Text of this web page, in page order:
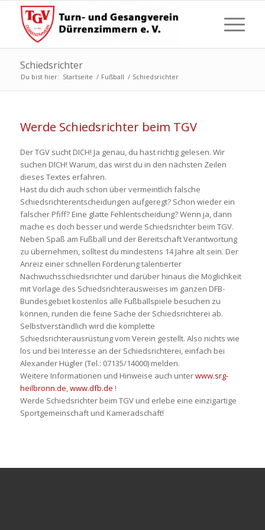
Schiedsrichter
Du bist hier: Startseite / Fußball / Schiedsrichter
Werde Schiedsrichter beim TGV
Der TGV sucht DICH! Ja genau, du hast richtig gelesen. Wir
suchen DICH! Warum, das wirst du in den nächsten Zeilen
dieses Textes erfahren.
Hast du dich auch schon über vermeintlich falsche
Schiedsrichterentscheidungen aufgeregt? Schon wieder ein
falscher Pfiff? Eine glatte Fehlentscheidung? Wenn ja, dann
mache es doch besser und werde Schiedsrichter beim TGV.
Neben Spaß am Fußball und der Bereitschaft Verantwortung
zu übernehmen, solltest du mindestens 14 Jahre alt sein. Der
Anreiz einer schnellen Förderung talentierter
Nachwuchsschiedsrichter und darüber hinaus die Möglichkeit
mit Vorlage des Schiedsrichterausweises im ganzen DFB-
Bundesgebiet kostenlos alle Fußballspiele besuchen zu
können, runden die feine Sache der Schiedsrichterei ab.
Selbstverständlich wird die komplette
Schiedsrichterausrüstung vom Verein gestellt. Also nichts wie
los und bei Interesse an der Schiedsrichterei, einfach bei
Alexander Hügler (Tel.: 07135/14000) melden.
Weitere Informationen und Hinweise auch unterwww.srg-
heilbronn.de,www.dfb.de !
Werde Schiedsrichter beim TGV und erlebe eine einzigartige
Sportgemeinschaft und Kameradschaft!